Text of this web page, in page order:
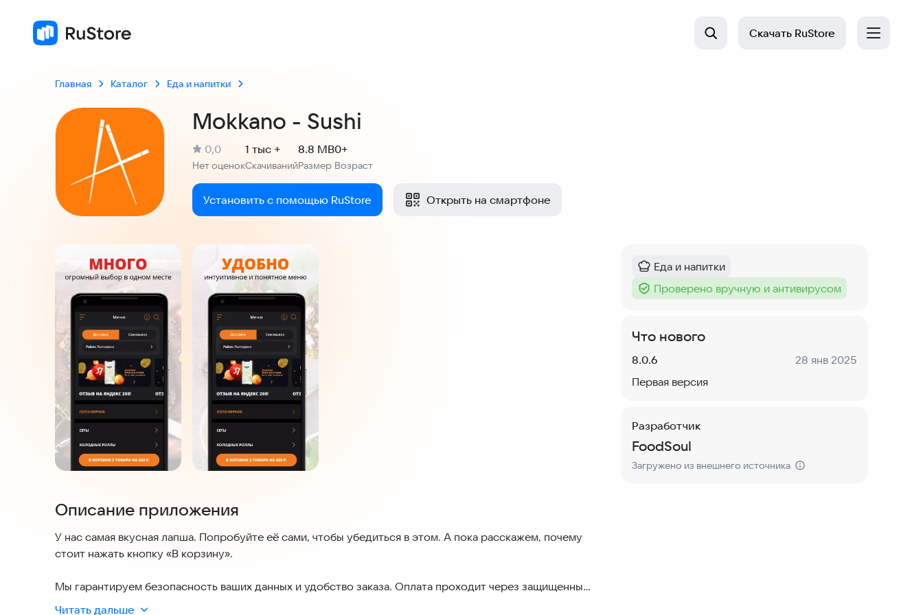
Скачать RuStore
Главная Каталог Еда и напитки
Mokkano - Sushi
Рейтинг:
0,0
Нет оценокСкачиваний
1 тыс +
Размер
8.8 MB
Возраст
0+
Установить с помощью RuStore Открыть на смартфоне
Скриншоты
Описание приложения
У нас самая вкусная лапша. Попробуйте её сами, чтобы убедиться в этом. А пока расскажем, почему
стоит нажать кнопку «В корзину».
Мы гарантируем безопасность ваших данных и удобство заказа. Оплата проходит через защищенные
каналы, а доставка работает без сбоев. Меню регулярно обновляется, чтобы вы всегда получали
Читать дальше
Категория:
Еда и напитки
Тег :
Проверено вручную и антивирусом
Что нового
Версия:
8.0.6 Дата:
28 янв 2025
Первая версия
Разработчик
FoodSoul
Загружено из внешнего источника